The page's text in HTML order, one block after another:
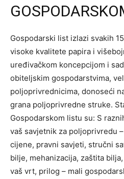
Gospodarski list izlazi svakih
visoke kvalitete papira i
uređivačkom koncepcijom i
obiteljskim gospodarstvima,
poljoprivrednicima, donoseći
grana poljoprivredne struke.
Gospodarskom listu su: S
vaš savjetnik za poljoprivredu
cijene, pravni savjeti, stručni
bilje, mehanizacija, zaštita
vaš vrt, prilog – mali